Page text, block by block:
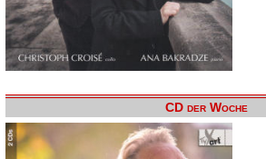
CD der Woche